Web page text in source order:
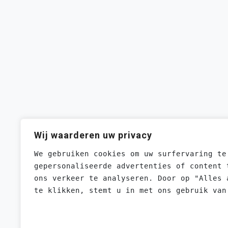
Wij waarderen uw privacy
We gebruiken cookies om uw surfervaring
gepersonaliseerde advertenties of content
ons verkeer te analyseren. Door op "Alles
te klikken, stemt u in met ons gebruik van